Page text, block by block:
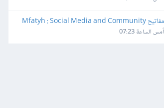
Manager
أمس الساعة 07:23